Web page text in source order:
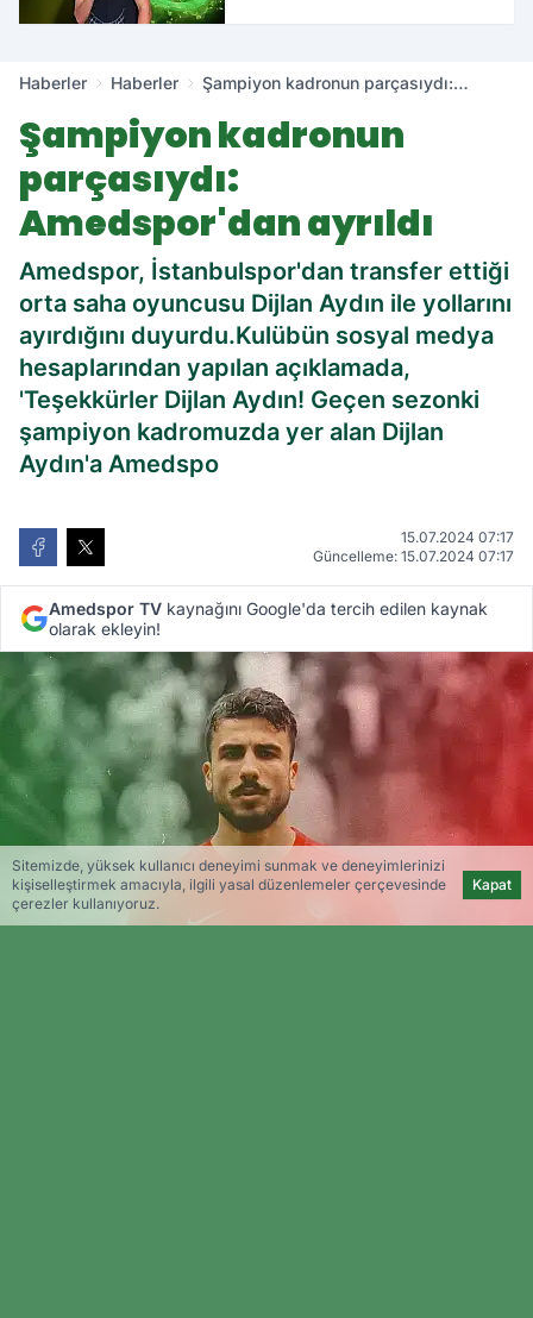
Haberler Haberler
Şampiyon kadronun parçasıydı:
Şampiyon kadronun
parçasıydı:
Amedspor'dan ayrıldı
Amedspor, İstanbulspor'dan transfer ettiği
orta saha oyuncusu Dijlan Aydın ile yollarını
ayırdığını duyurdu.Kulübün sosyal medya
hesaplarından yapılan açıklamada,
'Teşekkürler Dijlan Aydın! Geçen sezonki
şampiyon kadromuzda yer alan Dijlan
Aydın'a Amedspo
15.07.2024 07:17
Güncelleme: 15.07.2024 07:17
Amedspor TV kaynağını Google'da tercih edilen kaynak
olarak ekleyin!
Sitemizde, yüksek kullanıcı deneyimi sunmak ve deneyimlerinizi
kişiselleştirmek amacıyla, ilgili yasal düzenlemeler çerçevesinde
çerezler kullanıyoruz.
Kapat